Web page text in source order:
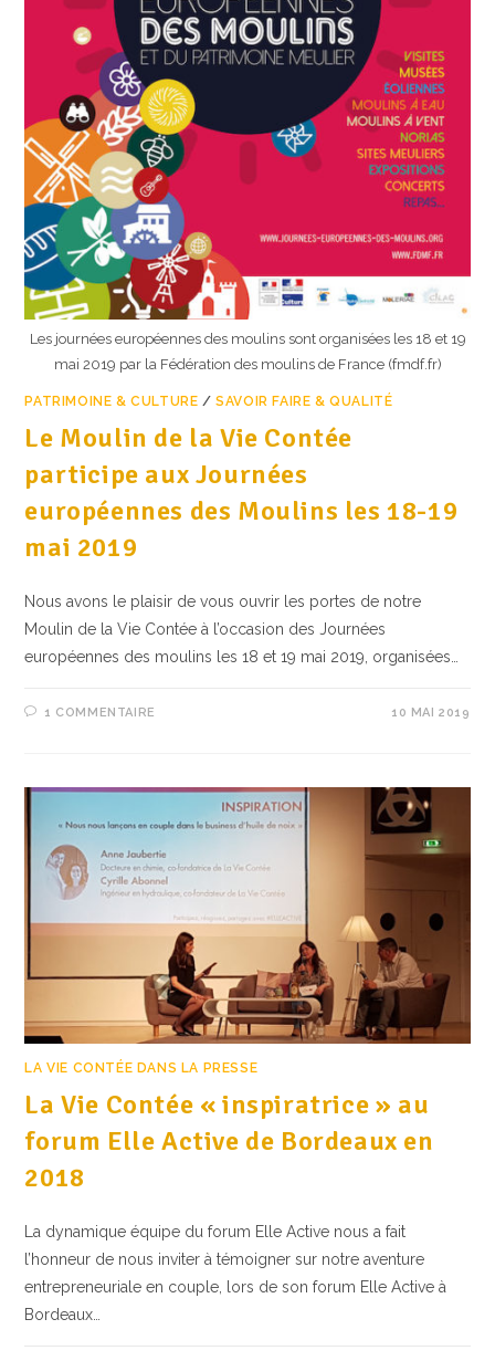
Les journées européennes des moulins sont organisées les 18 et 19
mai 2019 par la Fédération des moulins de France (fmdf.fr)
PATRIMOINE & CULTURE /SAVOIR FAIRE & QUALITÉ
Le Moulin de la Vie Contée
participe aux Journées
européennes des Moulins les 18-19
mai 2019
Nous avons le plaisir de vous ouvrir les portes de notre
Moulin de la Vie Contée à l’occasion des Journées
européennes des moulins les 18 et 19 mai 2019, organisées…
1 COMMENTAIRE 10 MAI 2019
LA VIE CONTÉE DANS LA PRESSE
La Vie Contée « inspiratrice » au
forum Elle Active de Bordeaux en
2018
La dynamique équipe du forum Elle Active nous a fait
l’honneur de nous inviter à témoigner sur notre aventure
entrepreneuriale en couple, lors de son forum Elle Active à
Bordeaux…